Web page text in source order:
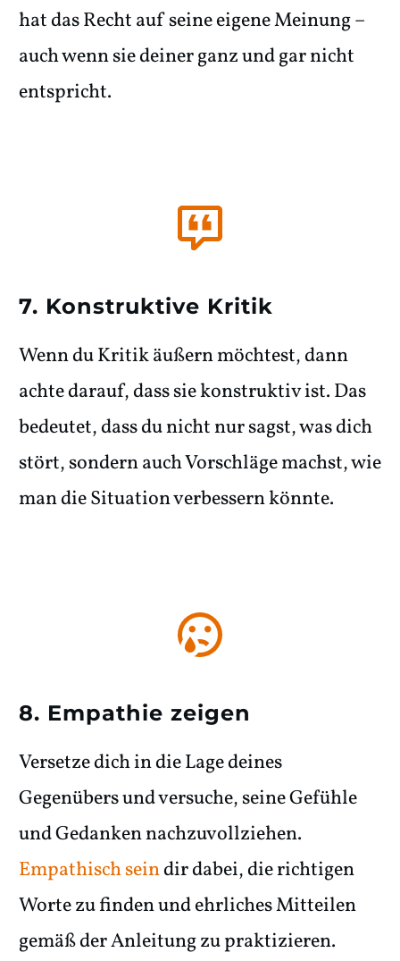
hat das Recht auf seine eigene Meinung –
auch wenn sie deiner ganz und gar nicht
entspricht.
7. Konstruktive Kritik
Wenn du Kritik äußern möchtest, dann
achte darauf, dass sie konstruktiv ist. Das
bedeutet, dass du nicht nur sagst, was dich
stört, sondern auch Vorschläge machst, wie
man die Situation verbessern könnte.
8. Empathie zeigen
Versetze dich in die Lage deines
Gegenübers und versuche, seine Gefühle
und Gedanken nachzuvollziehen.
Empathisch seindir dabei, die richtigen
Worte zu finden und ehrliches Mitteilen
gemäß der Anleitung zu praktizieren.